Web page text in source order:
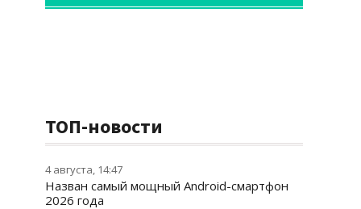
ТОП-новости
4 августа, 14:47
Назван самый мощный Android-смартфон
2026 года